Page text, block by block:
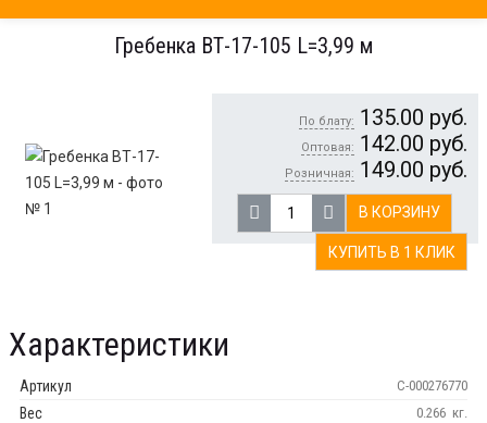
Гребенка ВТ-17-105 L=3,99 м
Характеристики
Артикул С-000276770
Вес кг.
0.266
По блату: 135.00 руб.
Оптовая: 142.00 руб.
Розничная: 149.00 руб.
В КОРЗИНУ
КУПИТЬ В 1 КЛИК